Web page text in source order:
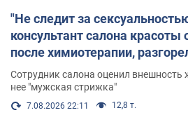
"Не следит за
консультант салона
после химиотерапии,
Сотрудник салона оценил
нее "мужская стрижка"
7.08.2026 22:11 12,8 т.